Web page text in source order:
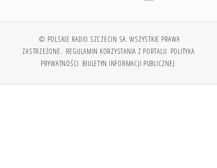
© POLSKIE RADIO SZCZECIN SA. WSZYSTKIE PRAWA
ZASTRZEŻONE. REGULAMIN KORZYSTANIA Z PORTALU POLITYKA
PRYWATNOŚCI BIULETYN INFORMACJI PUBLICZNEJ